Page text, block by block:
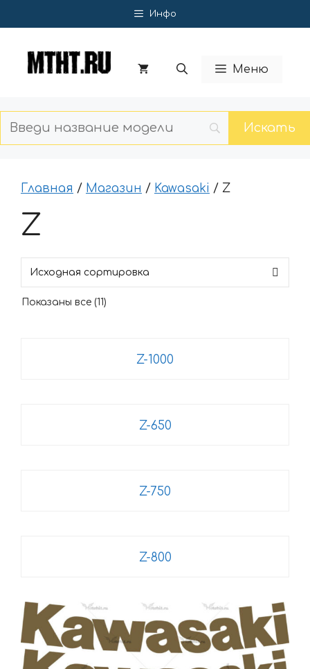
к
Инфо
Меню
Главная / Магазин / Kawasaki / Z
Z
Показаны все (11)
Z-1000
Z-650
Z-750
Z-800
Этот
товар
имеет
несколько